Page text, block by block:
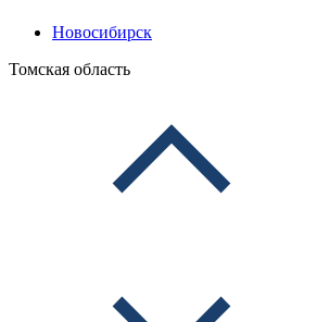
Новосибирск
Томская область